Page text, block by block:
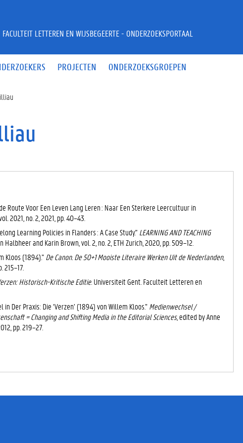
PROJECTEN ONDERZOEKSGROEPEN
FACULTEIT LETTEREN EN WIJSBEGEERTE - ONDERZOEKSPORTAAL
Route Voor Een Leven Lang Leren : Naar Een Sterkere Leercultuur in
2021, no. 2, 2021, pp. 40–43.
Learning Policies in Flanders : A Case Study.”LEARNING AND TEACHING
Halbheer and Karin Brown, vol. 2, no. 2, ETH Zurich, 2020, pp. 509–12.
Kloos (1894).”De Canon. De 50+1 Mooiste Literaire Werken Uit de Nederlanden,
215–17.
Historisch-Kritische Editie. Universiteit Gent. Faculteit Letteren en
Der Praxis: Die ‘Verzen’ (1894) von Willem Kloos.”Medienwechsel /
= Changing and Shifting Media in the Editorial Sciences, edited by Anne
pp. 219–27.